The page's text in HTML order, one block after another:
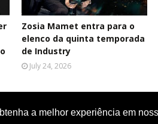
a melhor experiência em
Zosia Mamet entra para o
elenco da quinta temporada
de Industry
July 24, 2026